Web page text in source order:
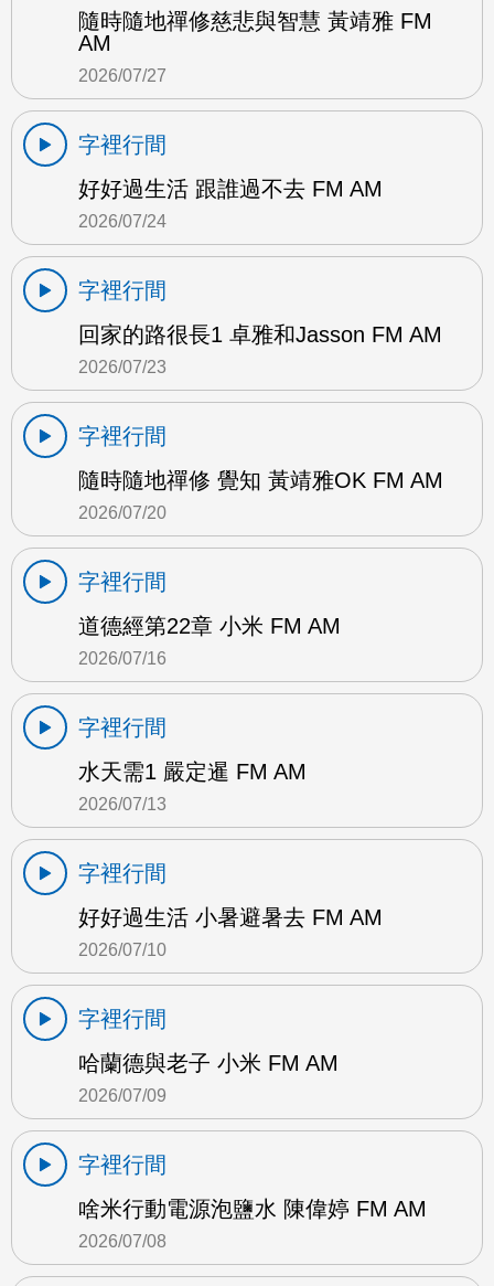
隨時隨地禪修慈悲與智慧 黃靖雅 FM
AM
2026/07/27
字裡行間
好好過生活 跟誰過不去 FM AM
2026/07/24
字裡行間
回家的路很長1 卓雅和Jasson FM AM
2026/07/23
字裡行間
隨時隨地禪修 覺知 黃靖雅OK FM AM
2026/07/20
字裡行間
道德經第22章 小米 FM AM
2026/07/16
字裡行間
水天需1 嚴定暹 FM AM
2026/07/13
字裡行間
好好過生活 小暑避暑去 FM AM
2026/07/10
字裡行間
哈蘭德與老子 小米 FM AM
2026/07/09
字裡行間
啥米行動電源泡鹽水 陳偉婷 FM AM
2026/07/08